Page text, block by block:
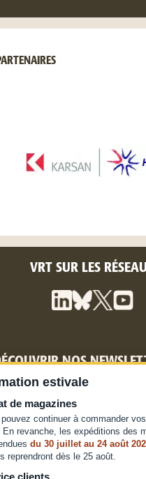
meilleures expériences, nous
cookies pour stocker et/ou accéder
fait de consentir à ces technologies
telles que le comportement
site. Le fait de ne pas consentir ou
VRT SUR LES
NOS
Annoncez sur VRT
estivale
de magazines
continuer à commander
En revanche, les expéditions des
du 30 juillet au 24 août
reprendront dès le 25 août.
clients